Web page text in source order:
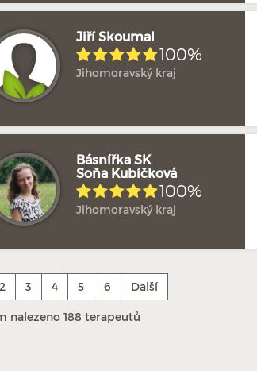
Jiří Skoumal
100%
Jihomoravský kraj
Básnířka SK
Soňa Kubíčková
100%
Jihomoravský kraj
2 3 4 5 6 Další
nalezeno 188 terapeutů